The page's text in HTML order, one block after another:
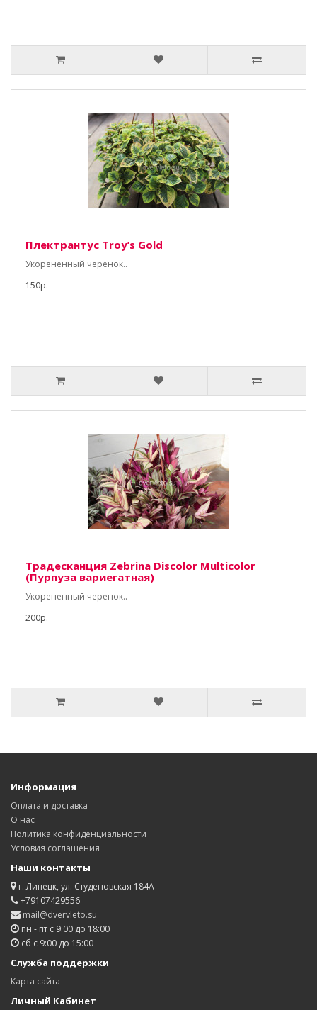
Плектрантус Тroy’s Gold
Укорененный черенок..
150р.
Традесканция Zebrina Discolor Multicolor
(Пурпуза вариегатная)
Укорененный черенок..
200р.
Информация
Оплата и доставка
О нас
Политика конфиденциальности
Условия соглашения
Наши контакты
г. Липецк, ул. Студеновская 184А
+79107429556
mail@dvervleto.su
пн - пт с 9:00 до 18:00
сб с 9:00 до 15:00
Служба поддержки
Карта сайта
Личный Кабинет